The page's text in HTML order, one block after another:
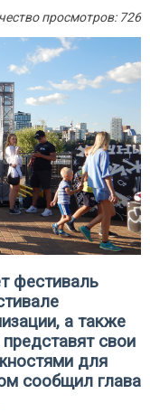
просмотров: 726
фестиваль
а также
свои
для
сообщил глава